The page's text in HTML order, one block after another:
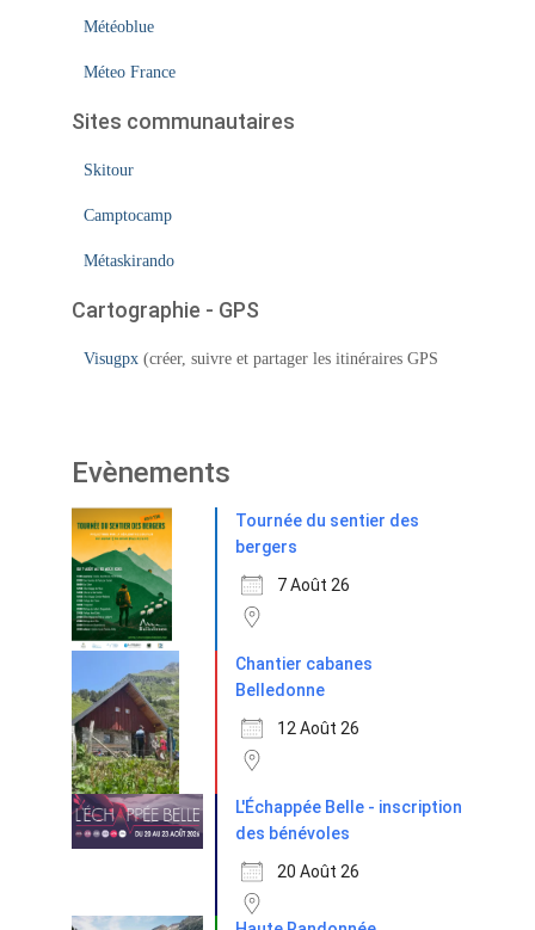
Météoblue
Méteo France
Sites communautaires
Skitour
Camptocamp
Métaskirando
Cartographie - GPS
Visugpx (créer, suivre et partager les itinéraires GPS
Evènements
Tournée du sentier des
bergers
7 Août 26
Chantier cabanes
Belledonne
12 Août 26
L'Échappée Belle - inscription
des bénévoles
20 Août 26